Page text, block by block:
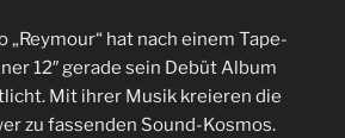
„Reymour“ hat nach einem Tape-
12″ gerade sein Debüt Album
Mit ihrer Musik kreieren die
zu fassenden Sound-Kosmos.